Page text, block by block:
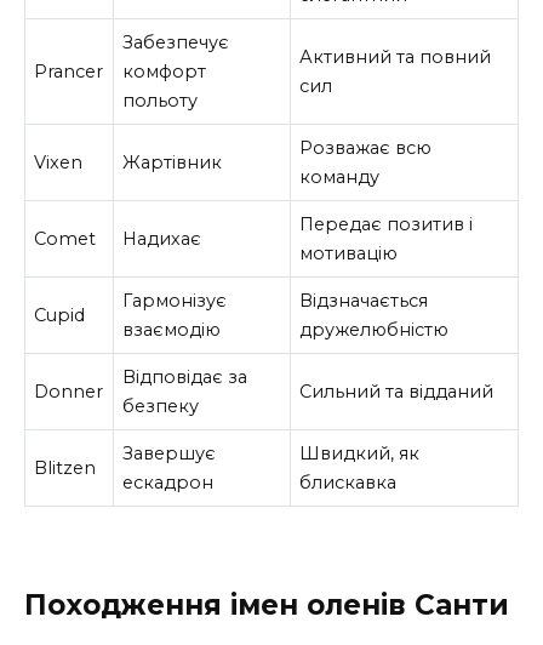
Prancer
Забезпечує
комфорт
польоту
Активний та повний
сил
Vixen Жартівник
Розважає всю
команду
Comet Надихає
Передає позитив і
мотивацію
Cupid
Гармонізує
взаємодію
Відзначається
дружелюбністю
Donner
Відповідає за
безпеку
Сильний та відданий
Blitzen
Завершує
ескадрон
Швидкий, як
блискавка
Походження імен оленів Санти